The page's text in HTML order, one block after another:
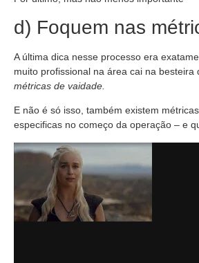
d) Foquem nas
A última dica nesse processo era
muito profissional na área cai na besteira
métricas de vaidade.
E não é só isso, também existem
especificas no começo da operação – e